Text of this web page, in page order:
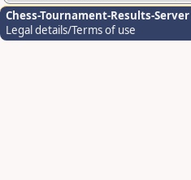
Chess-Tournament-Results-Server
Legal details/Terms of use